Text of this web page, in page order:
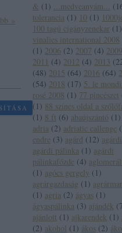
& ( 1 ) ...medveanyám... (
tolerancia ( 1 ) 10 ( 1 )
100 tagú cigányzenekar ( 1 )
vinalies international 2008
( 1 ) 2006 (2) 2007 (4) 2009
2011 (4) 2012 (4) 2013 (
(48) 2015 (64) 2016 (64)
(54) 2018 ( 17) 5. le
rosé 2008 ( 1 ) 77 pincészet
( 1 ) 88 színes oldal a
( 1 ) 8 ft (6) abaújszántó ( 1 )
adria (2) adriatic callenge (
endre (3) agárd ( 12) agárdi
agárdi pálinka ( 1 ) agárdi
pálinkafőzde (4)
( 1 ) agócs gergely ( 1 )
agrárgazdaság ( 1 )
( 1 ) agria (2) ágyas ( 1 )
ágyaspálinka (3) ajándék (7
ajánlott ( 1 ) ajkarendek ( 1 )
(2) akohol ( 1 ) ákos (2)
»